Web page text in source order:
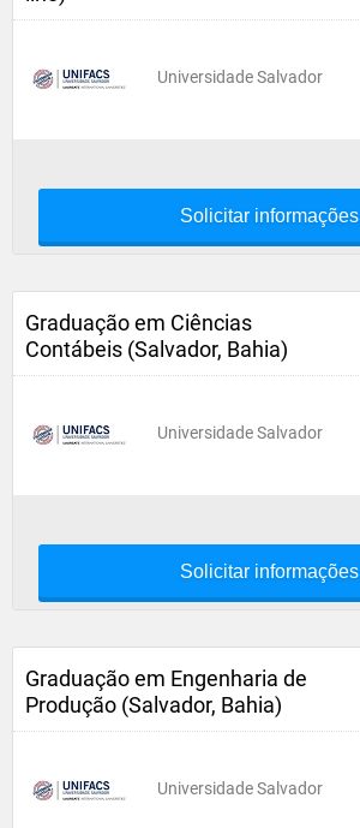
Universidade Salvador
Solicitar informações
Graduação em Ciências
Contábeis (Salvador, Bahia)
Universidade Salvador
Solicitar informações
Graduação em Engenharia de
Produção (Salvador, Bahia)
Universidade Salvador